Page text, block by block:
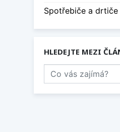
Spotřebiče a drtiče
HLEDEJTE MEZI